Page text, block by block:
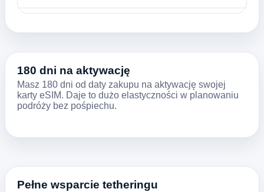
180 dni na aktywację
Masz 180 dni od daty zakupu na aktywację swojej
karty eSIM. Daje to dużo elastyczności w planowaniu
podróży bez pośpiechu.
Pełne wsparcie tetheringu